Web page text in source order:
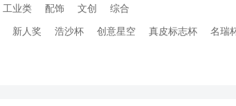
工业类 配饰 文创 综合
新人奖 浩沙杯 创意星空 真皮标志杯 名瑞